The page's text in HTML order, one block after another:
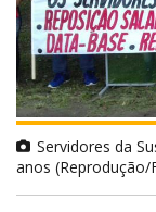
Servidores da
anos (Reprodução/